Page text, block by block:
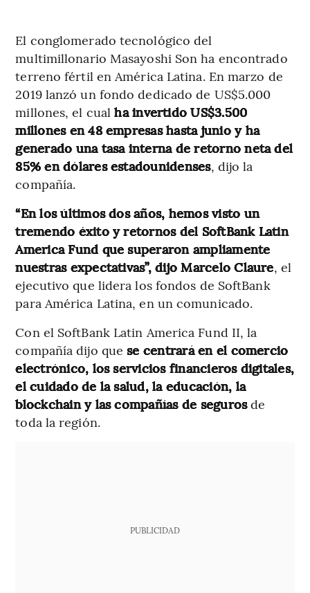
El conglomerado tecnológico del
multimillonario Masayoshi Son ha encontrado
terreno fértil en América Latina. En marzo de
2019 lanzó un fondo dedicado de US$5.000
millones, el cual ha invertido US$3.500
millones en 48 empresas hasta junio y ha
generado una tasa interna de retorno neta del
85% en dólares estadounidenses, dijo la
compañía.
“En los últimos dos años, hemos visto un
tremendo éxito y retornos del SoftBank Latin
America Fund que superaron ampliamente
nuestras expectativas”, dijo Marcelo Claure, el
ejecutivo que lidera los fondos de SoftBank
para América Latina, en un comunicado.
Con el SoftBank Latin America Fund II, la
compañía dijo quese centrará en el comercio
electrónico, los servicios financieros digitales,
el cuidado de la salud, la educación, la
blockchain y las compañías de segurosde
toda la región.
PUBLICIDAD